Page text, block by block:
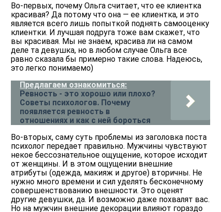
Во-первых, почему Ольга считает, что ее клиентка
красивая? Да потому что она — ее клиентка, и это
является всего лишь попыткой поднять самооценку
клиентки. И лучшая подруга тоже вам скажет, что
вы красивая. Мы не знаем, красива ли на самом
деле та девушка, но в любом случае Ольга все
равно сказала бы примерно такие слова. Надеюсь,
это легко понимаемо)
Предлагаем ознакомиться:
Ревность - это хорошо или плохо?
Советы психологов. Почему
появляется ревность в
отношениях и как с ней бороться
Во-вторых, саму суть проблемы из заголовка поста
психолог передает правильно. Мужчины чувствуют
некое бессознательное ощущение, которое исходит
от женщины. И в этом ощущении внешние
атрибуты (одежда, макияж и другое) вторичны. Не
нужно много времени и сил уделять бесконечному
совершенствованию внешности. Это оценят
другие девушки, да. И возможно даже похвалят вас.
Но на мужчин внешние декорации влияют гораздо